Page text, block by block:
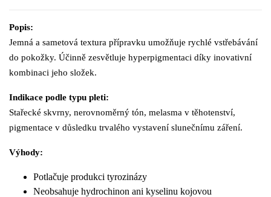
Popis:
Jemná a sametová textura přípravku umožňuje rychlé vstřebávání
do pokožky. Účinně zesvětluje hyperpigmentaci díky inovativní
kombinaci jeho složek.
Indikace podle typu pleti:
Stařecké skvrny, nerovnoměrný tón, melasma v těhotenství,
pigmentace v důsledku trvalého vystavení slunečnímu záření.
Výhody:
Potlačuje produkci tyrozinázy
Neobsahuje hydrochinon ani kyselinu kojovou